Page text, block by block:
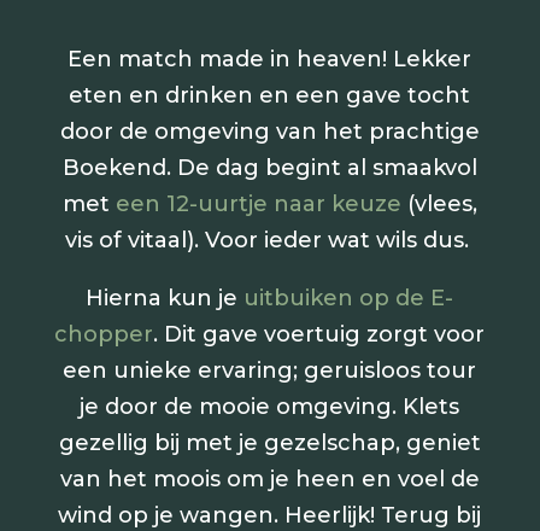
Een match made in heaven! Lekker
eten en drinken en een gave tocht
door de omgeving van het prachtige
Boekend. De dag begint al smaakvol
met een 12-uurtje naar keuze (vlees,
vis of vitaal). Voor ieder wat wils dus.
Hierna kun je uitbuiken op de E-
chopper. Dit gave voertuig zorgt voor
een unieke ervaring; geruisloos tour
je door de mooie omgeving. Klets
gezellig bij met je gezelschap, geniet
van het moois om je heen en voel de
wind op je wangen. Heerlijk! Terug bij